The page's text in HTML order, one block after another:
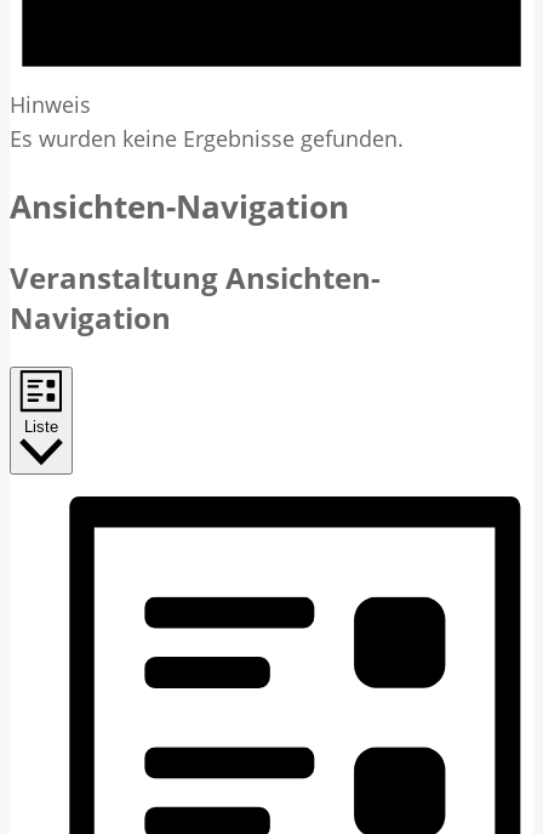
Hinweis
Es wurden keine Ergebnisse gefunden.
Ansichten-Navigation
Veranstaltung Ansichten-
Navigation
Liste